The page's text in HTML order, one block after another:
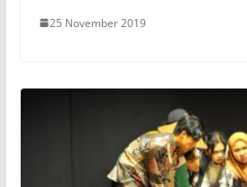
25 November 2019